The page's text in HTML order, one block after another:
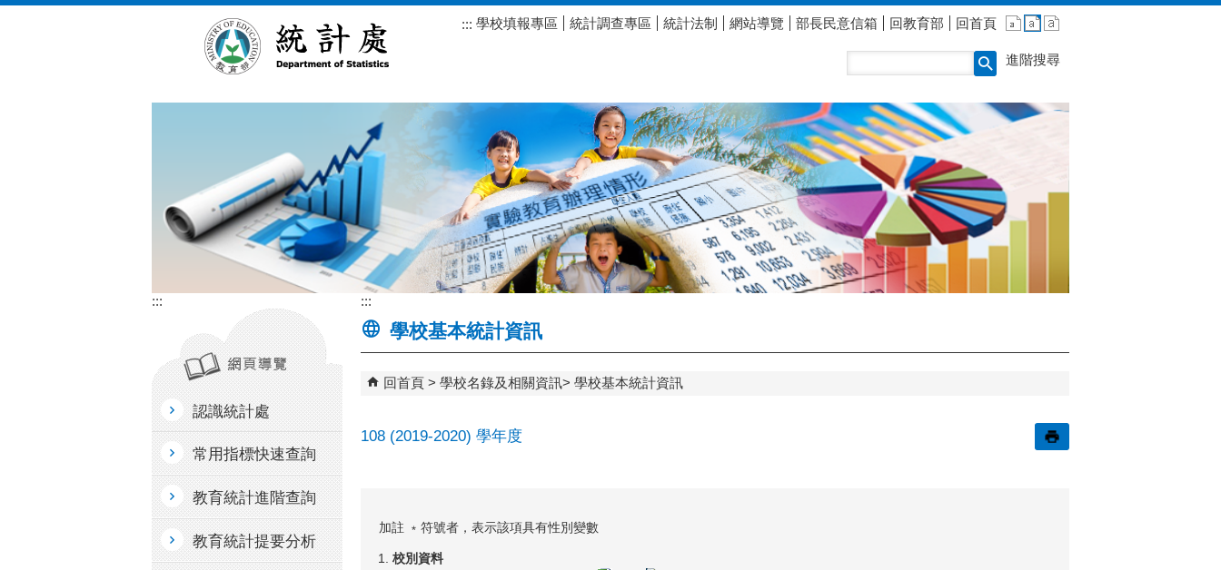
::: 學校填報專區 統計調查專區 統計法制 網站導覽 部長民意信箱 回教育部 回首頁
進階搜尋
:::
認識統計處
常用指標快速查詢
教育統計進階查詢
教育統計提要分析
:::
學校基本統計資訊
回首頁 學校名錄及相關資訊 學校基本統計資訊
108 (2019-2020) 學年度
加註 ﹡符號者，表示該項具有性別變數
校別資料